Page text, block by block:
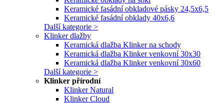
Keramické fasádní obkladové pásky 24,5x6,5
Keramické fasádní obklady 40x6,6
Další kategorie >
Klinker dlažby
Keramická dlažba Klinker na schody
Keramická dlažba Klinker venkovní 30x30
Keramická dlažba Klinker venkovní 30x60
Další kategorie >
Klinker přírodní
Klinker Natural
Klinker Cloud